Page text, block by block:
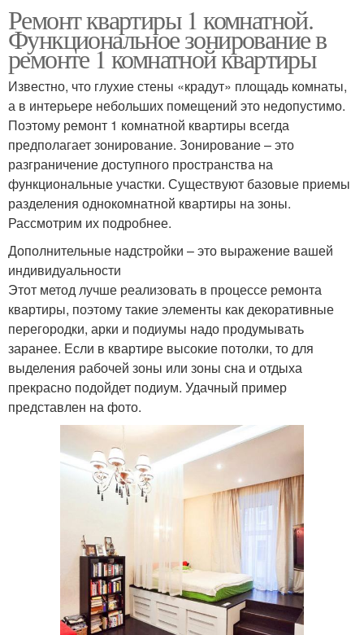
Ремонт квартиры 1 комнатной.
Функциональное зонирование в
ремонте 1 комнатной квартиры
Известно, что глухие стены «крадут» площадь комнаты,
а в интерьере небольших помещений это недопустимо.
Поэтому ремонт 1 комнатной квартиры всегда
предполагает зонирование. Зонирование – это
разграничение доступного пространства на
функциональные участки. Существуют базовые приемы
разделения однокомнатной квартиры на зоны.
Рассмотрим их подробнее.
Дополнительные надстройки – это выражение вашей
индивидуальности
Этот метод лучше реализовать в процессе ремонта
квартиры, поэтому такие элементы как декоративные
перегородки, арки и подиумы надо продумывать
заранее. Если в квартире высокие потолки, то для
выделения рабочей зоны или зоны сна и отдыха
прекрасно подойдет подиум. Удачный пример
представлен на фото.